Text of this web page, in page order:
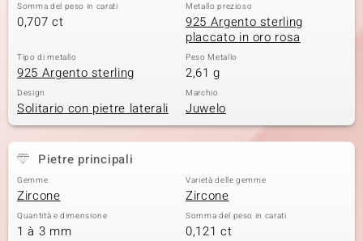
Classics
Somma del peso in carati
0,707 ct
Metallo prezioso
925 Argento sterling
placcato in oro rosa
Tipo di metallo
925 Argento sterling
Peso Metallo
2,61 g
Design
Solitario con pietre laterali
Marchio
Juwelo
Pietre principali
Gemme
Zircone
Varietà delle gemme
Zircone
Quantità e dimensione
1 à 3 mm
Somma del peso in carati
0,121 ct